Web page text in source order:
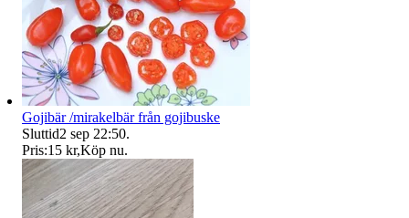
Gojibär /mirakelbär från gojibuske
Sluttid2 sep 22:50.
Pris:15 kr,Köp nu.